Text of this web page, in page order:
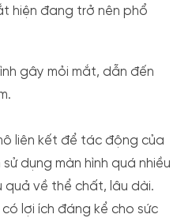
hiện đang trở nên phổ
gây mỏi mắt, dẫn đến
liên kết để tác động của
dụng màn hình quá nhiều
quả về thể chất, lâu dài.
lợi ích đáng kể cho sức